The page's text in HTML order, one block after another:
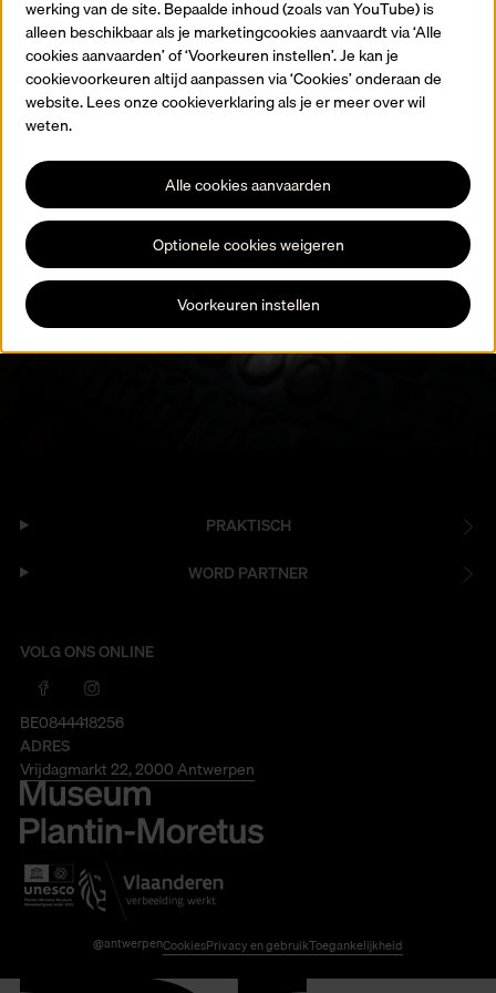
Terug naar de homepagina
Blijf op de hoogte
Registreer je voor onze nieuwsbrief en blijf op de hoogte van alle
expo’s, activiteiten en evenementen.
Schrijf je in
PRAKTISCH
WORD PARTNER
VOLG ONS ONLINE
BE0844418256
ADRES
Vrijdagmarkt 22, 2000 Antwerpen
@antwerpenCookiesPrivacy en gebruikToegankelijkheid
werking van de site. Bepaalde inhoud (zoals van YouTube) is
alleen beschikbaar als je marketingcookies aanvaardt via ‘Alle
cookies aanvaarden’ of ‘Voorkeuren instellen’. Je kan je
cookievoorkeuren altijd aanpassen via ‘Cookies’ onderaan de
website. Lees onze cookieverklaring als je er meer over wil
weten.
Alle cookies aanvaarden
Optionele cookies weigeren
Voorkeuren instellen